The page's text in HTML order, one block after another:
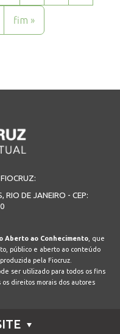
fim »
DE JANEIRO - CEP:
Aberto ao Conhecimento, que
público e aberto ao conteúdo
pela Fiocruz.
ser utilizado para todos os fins
direitos morais dos autores